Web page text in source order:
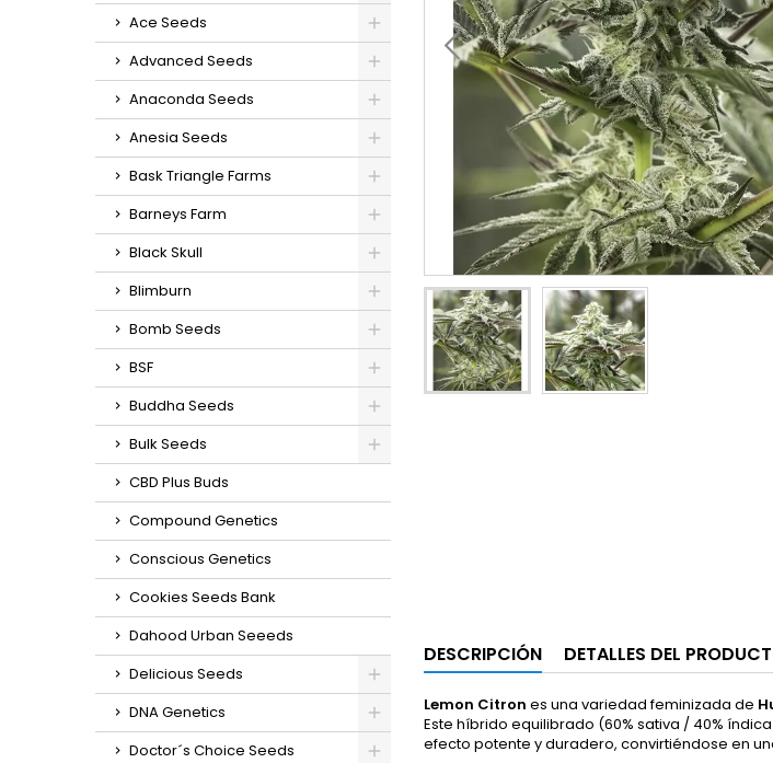
Ace Seeds
Advanced Seeds
Anaconda Seeds
Anesia Seeds
Bask Triangle Farms
Barneys Farm
Black Skull
Blimburn
Bomb Seeds
BSF
Buddha Seeds
Bulk Seeds
CBD Plus Buds
Compound Genetics
Conscious Genetics
Cookies Seeds Bank
Dahood Urban Seeeds
Delicious Seeds
DNA Genetics
Doctor´s Choice Seeds
DESCRIPCIÓN DETALLES DEL
Lemon Citron es una variedad feminizada de
Este híbrido equilibrado (60% sativa / 40%
efecto potente y duradero, convirtiéndose en